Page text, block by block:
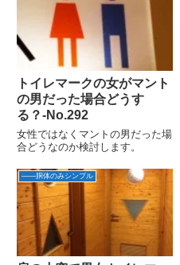
トイレマークの女がマント
の男だった場合どうす
る？‐No.292
女性ではなくマントの男だった場
合どうなのか検討します。
――胴体のみシンプル